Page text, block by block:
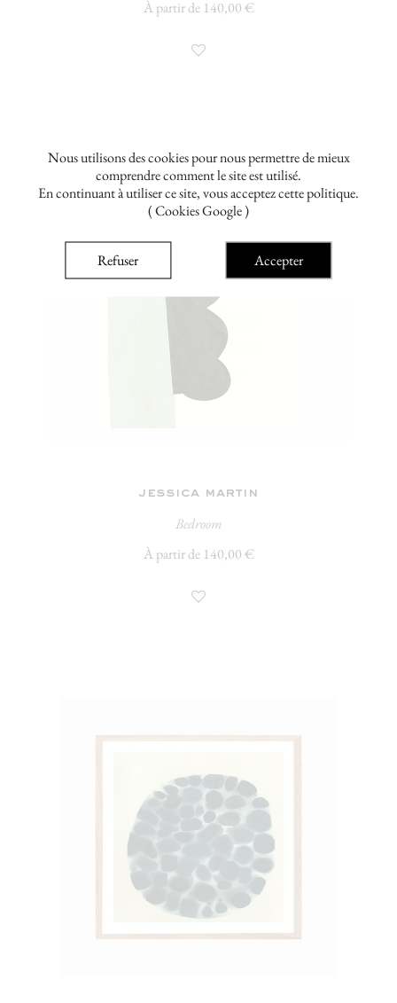
Nous utilisons des cookies pour nous permettre de mieux
comprendre comment le site est utilisé.
En continuant à utiliser ce site, vous acceptez cette politique.
( Cookies Google )
Refuser Accepter
À partir de 140,00 €
jessica martin
Bedroom
À partir de 140,00 €